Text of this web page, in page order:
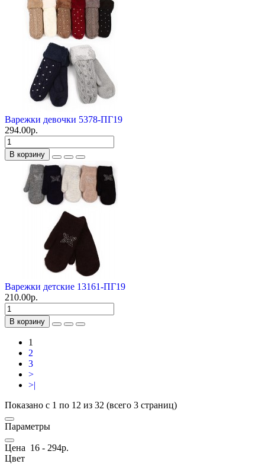
Варежки девочки 5378-ПГ19
294.00р.
В корзину
Варежки детские 13161-ПГ19
210.00р.
В корзину
1
2
3
>
>|
Показано с 1 по 12 из 32 (всего 3 страниц)
Параметры
Цена 16 - 294р.
Цвет